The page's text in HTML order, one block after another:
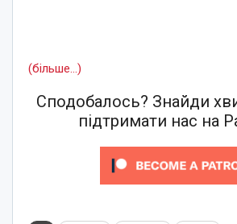
(більше…)
Сподобалось? Знайди
підтримати нас на